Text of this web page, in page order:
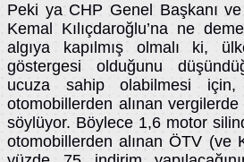
Peki ya CHP Genel Başkanı
Kemal Kılıçdaroğlu’na ne
algıya kapılmış olmalı ki,
göstergesi olduğunu
ucuza sahip olabilmesi için,
otomobillerden alınan vergilerde
söylüyor. Böylece 1,6 motor
otomobillerden alınan ÖTV (ve